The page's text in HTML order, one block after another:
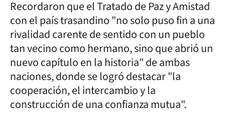
Recordaron que el Tratado de Paz y Amistad
con el país trasandino "no solo puso fin a una
rivalidad carente de sentido con un pueblo
tan vecino como hermano, sino que abrió un
nuevo capítulo en la historia" de ambas
naciones, donde se logró destacar "la
cooperación, el intercambio y la
construcción de una confianza mutua".